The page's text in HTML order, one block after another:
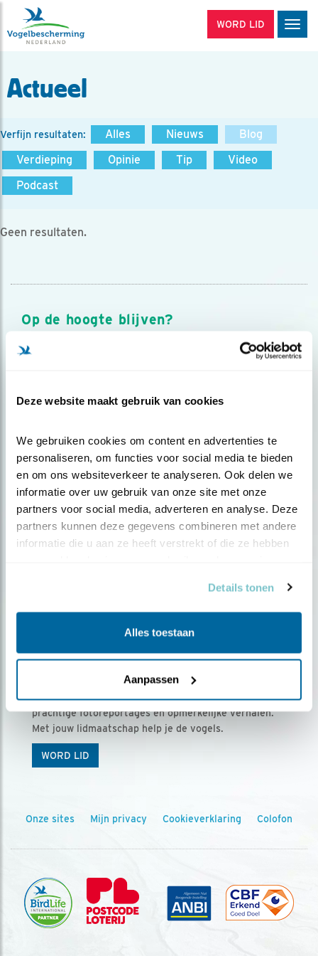
Deze website maakt gebruik van cookies
We gebruiken cookies om content en advertenties te
personaliseren, om functies voor social media te bieden
en om ons websiteverkeer te analyseren. Ook delen we
informatie over uw gebruik van onze site met onze
partners voor social media, adverteren en analyse. Deze
partners kunnen deze gegevens combineren met andere
informatie die u aan ze heeft verstrekt of die ze hebben
Details tonen
Alles toestaan
Aanpassen
WORD LID
Actueel
Verfijn resultaten: Alles Nieuws
Blog
Verdieping
Opinie Tip
Video
Podcast
Geen resultaten.
Op de hoogte blijven?
Meld je aan en ontvang nieuws, inspiratie, acties en tips
over vogels en activiteiten van Vogelbescherming.
Ontvang 5 x Vogels voor € 36,00 per jaar
Vogels is het tijdschrift voor onze leden, met
prachtige fotoreportages en opmerkelijke verhalen.
Met jouw lidmaatschap help je de vogels.
WORD LID
Onze sites Mijn privacy Cookieverklaring Colofon